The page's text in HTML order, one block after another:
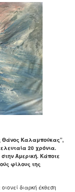
Θάνος Καλαμπούκας”,
20 χρόνια.
Αμερική. Κάποτε
φίλους της
διαρκή έκθεση